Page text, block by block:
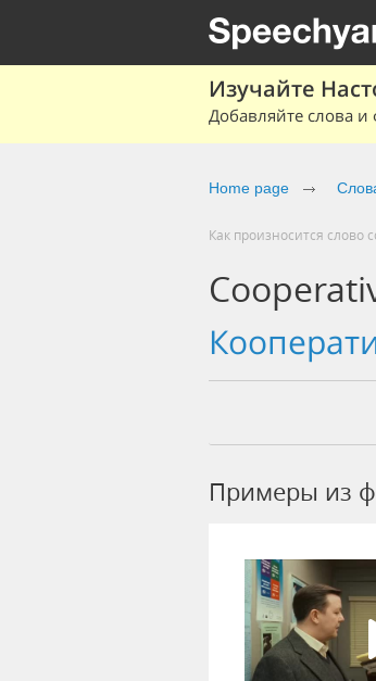
Изучайте
Добавляйте слова и
Home page
Как произносится слово
Примеры из